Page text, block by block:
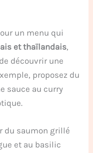
un menu qui
et thaïlandais,
découvrir une
proposez du
sauce au curry
du saumon grillé
et au basilic